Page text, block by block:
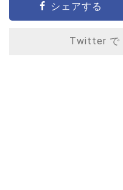
シェアする
Twitter で